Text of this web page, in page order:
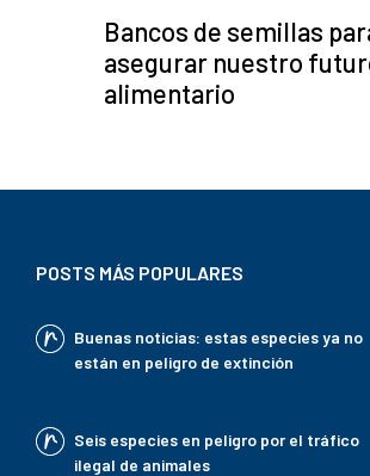
Bancos de semillas
asegurar nuestro
alimentario
POSTS MÁS POPULARES
Buenas noticias: estas especies ya no
están en peligro de extinción
Seis especies en peligro por el tráfico
ilegal de animales